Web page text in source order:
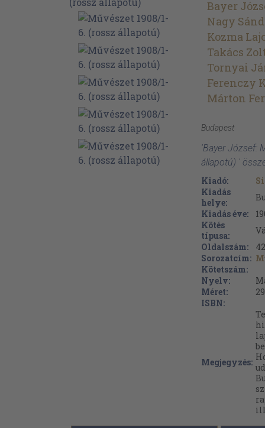
Bayer
Nagy
Kozma
Takács
Tornyai
Ferenczy
Márton
Budapest
'Bayer József:
állapotú) '
Kiadó:
Kiadás
helye:
Kiadás éve:
Kötés
típusa:
Oldalszám:
Sorozatcím:
Kötetszám:
Nyelv:
Méret:
ISBN:
Megjegyzés: